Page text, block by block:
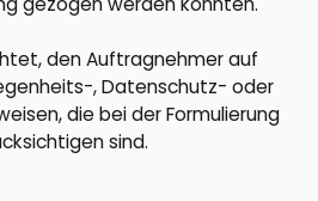
den Auftragnehmer auf
, Datenschutz- oder
die bei der Formulierung
sind.